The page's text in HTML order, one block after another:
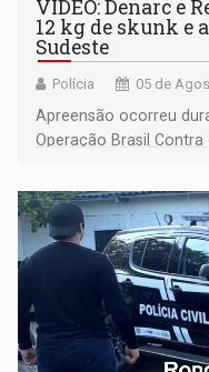
VÍDEO: Denarc e
12 kg de skunk e
Sudeste
Polícia 05 de
Apreensão ocorreu
Operação Brasil